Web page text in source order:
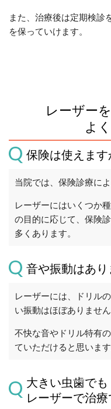
また、治療後は定期検診
を保っていけます。
レーザー
よ
保険は使えます
当院では、保険診療に
レーザーにはいくつか
の目的に応じて、保険
多くあります。
音や振動はあり
レーザーには、ドリル
い振動はほぼありません
不快な音やドリル特有
ていただけると思います
大きい虫歯でも
レーザーで治